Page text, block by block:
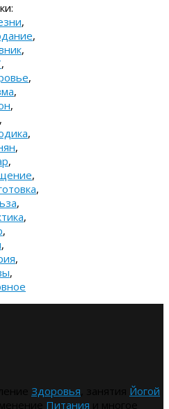
,
,
,
,
,
,
,
,
,
,
,
,
,
,
,
,
,
,
,
Здоровья
Йогой
Питания